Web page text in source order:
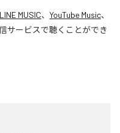
LINE MUSIC、 YouTube Music、
サービスで聴くことができ